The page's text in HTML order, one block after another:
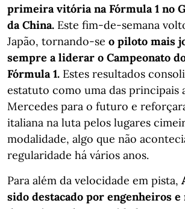
primeira vitória na Fórmula 1 no
da China. Este fim-de-semana
Japão, tornando-se o piloto mais
sempre a liderar o Campeonato
Fórmula 1. Estes resultados
estatuto como uma das principais
Mercedes para o futuro e
italiana na luta pelos lugares
modalidade, algo que não
regularidade há vários anos.
Para além da velocidade em pista,
sido destacado por engenheiros e